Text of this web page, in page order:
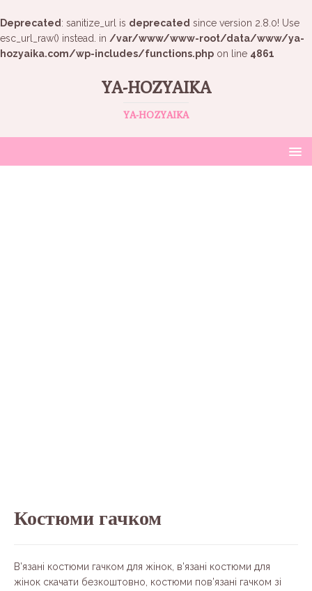
Deprecated : sanitize_url is deprecated since version 2.8.0! Use
esc_url_raw() instead. in /var/www/www-root/data/www/ya-
hozyaika.com/wp-includes/functions.php on line 4861
YA-HOZYAIKA
YA-HOZYAIKA
Костюми гачком
В’язані костюми гачком для жінок, в’язані костюми для
жінок скачати безкоштовно, костюми пов’язані гачком зі